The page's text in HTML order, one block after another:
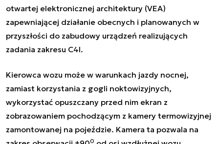
otwartej elektronicznej architektury (VEA)
zapewniającej działanie obecnych i planowanych w
przyszłości do zabudowy urządzeń realizujących
zadania zakresu C4I.
Kierowca wozu może w warunkach jazdy nocnej,
zamiast korzystania z gogli noktowizyjnych,
wykorzystać opuszczany przed nim ekran z
zobrazowaniem pochodzącym z kamery termowizyjnej
zamontowanej na pojeździe. Kamera ta pozwala na
0